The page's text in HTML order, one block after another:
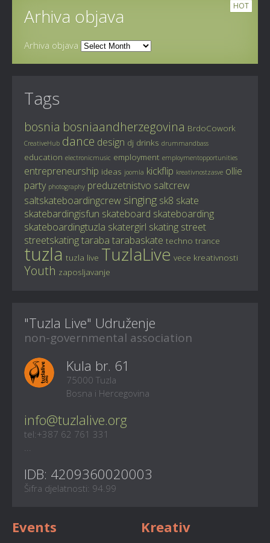
HOT
Arhiva objava
Arhiva objava
Tags
bosnia bosniaandherzegovina BrdoCowork
CreativeHub dance design dj drinks drummandbass
education electronicmusic employment employmentopportunities
entrepreneurship ideas joomla kickflip kreativnostzasve ollie
party photography preduzetnistvo saltcrew
saltskateboardingcrew singing sk8 skate
skatebardingisfun skateboard skateboarding
skateboardingtuzla skatergirl skating street
streetskatingtaraba tarabaskate techno trance
tuzla tuzla live TuzlaLive vece kreativnosti
Youth zaposljavanje
"Tuzla Live" Udruženje
non-governmental association
Kula br. 61
75000 Tuzla
Bosna i Hercegovina
info@tuzlalive.org
tel:+387 62 761 331
...
IDB: 4209360020003
Šifra djelatnosti: 94.99
Events Kreativ